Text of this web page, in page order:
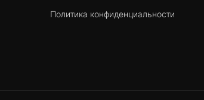
Политика конфиденциальности